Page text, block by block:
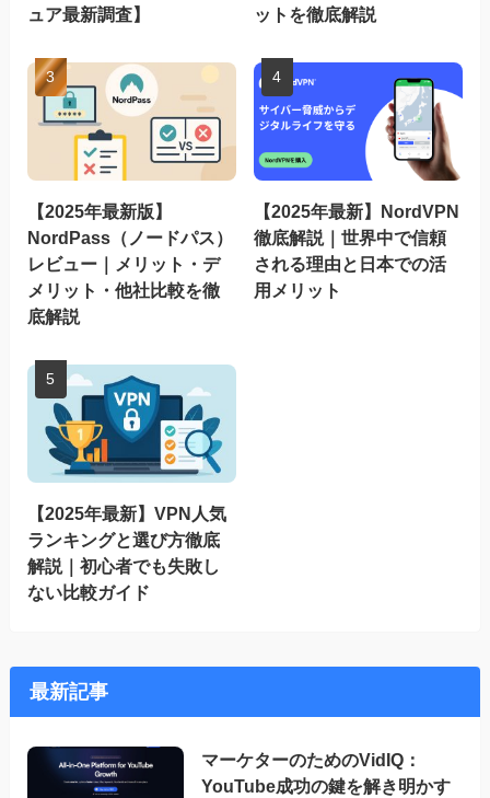
ュア最新調査】
ットを徹底解説
【2025年最新版】
NordPass（ノードパス）
レビュー｜メリット・デ
メリット・他社比較を徹
底解説
【2025年最新】NordVPN
徹底解説｜世界中で信頼
される理由と日本での活
用メリット
【2025年最新】VPN人気
ランキングと選び方徹底
解説｜初心者でも失敗し
ない比較ガイド
最新記事
マーケターのためのVidIQ：
YouTube成功の鍵を解き明かす